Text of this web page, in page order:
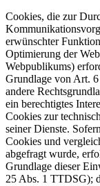
Cookies, die zur
erwünschter
Optimierung der
Webpublikums)
Grundlage von Art.
andere
ein berechtigtes
Cookies zur
seiner Dienste.
Cookies und
abgefragt wurde,
Grundlage dieser
25 Abs. 1 TTDSG);